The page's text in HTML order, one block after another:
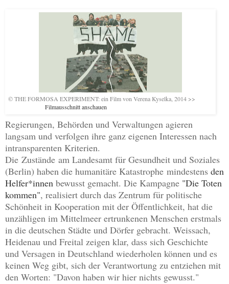
© THE FORMOSA EXPERIMENT: ein Film von Verena Kyselka, 2014 >>
Filmausschnitt anschauen
Regierungen, Behörden und Verwaltungen agieren
langsam und verfolgen ihre ganz eigenen Interessen nach
intransparenten Kriterien.
Die Zustände am Landesamt für Gesundheit und Soziales
(Berlin) haben die humanitäre Katastrophe mindestens den
Helfer*innen bewusst gemacht. Die Kampagne "Die Toten
kommen", realisiert durch das Zentrum für politische
Schönheit in Kooperation mit der Öffentlichkeit, hat die
unzähligen im Mittelmeer ertrunkenen Menschen erstmals
in die deutschen Städte und Dörfer gebracht. Weissach,
Heidenau und Freital zeigen klar, dass sich Geschichte
und Versagen in Deutschland wiederholen können und es
keinen Weg gibt, sich der Verantwortung zu entziehen mit
den Worten: "Davon haben wir hier nichts gewusst."